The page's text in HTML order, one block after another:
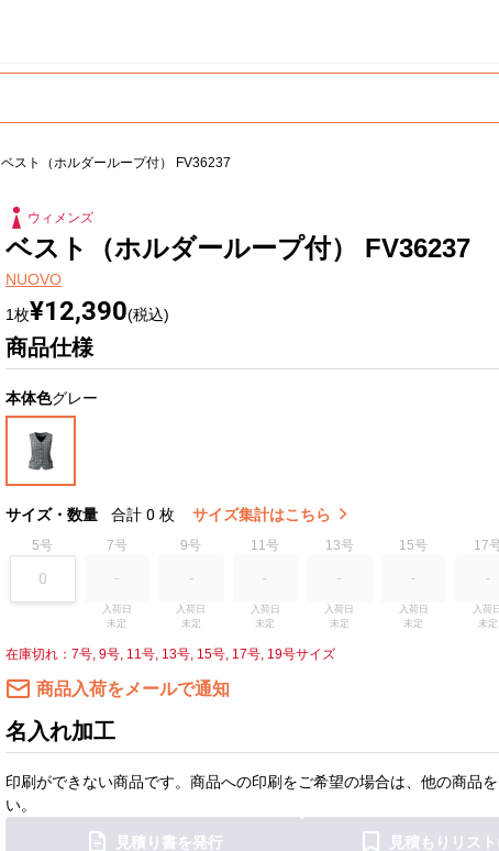
ベスト（ホルダーループ付） FV36237
ウィメンズ
ベスト（ホルダーループ付） FV36237
NUOVO
1枚¥12,390(税込)
商品仕様
本体色グレー
サイズ・数量 合計 0 枚 サイズ集計はこちら
5号 7号
入荷日
未定
9号
入荷日
未定
11号
入荷日
未定
13号
入荷日
未定
15号
入荷日
未定
17
入荷日
未定
在庫切れ：7号, 9号, 11号, 13号, 15号, 17号, 19号サイズ
商品入荷をメールで通知
名入れ加工
印刷ができない商品です。商品への印刷をご希望の場合は、他の商品
い。
見積り書を発行 見積もりリス